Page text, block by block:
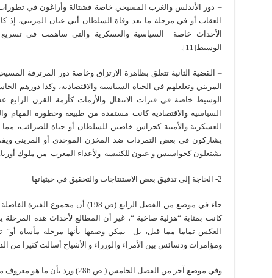
– دور الأندلس والغرب المسيحي خاصة قشتالة وأراغون في
العقاب أو في مرحلة ما بعد وفاة السلطان أبي عنان المريني، إذ
الأحداث خاصة السياسية والعسكرية والتي ساهمت في تسريع
الوسيط[11].
– القضية الثانية تتعلق بظاهرة الارتزاق وخاصة دور المرتزقة
المريني وتغلغلهم في الحياة السياسية والاقتصادية، وكذا دورهم
السياسية والاقتصادية كانت مستمدة من طبيعة وخطورة المهام
العسكرية والأمنية كحراس خاصين للسلطان أو جباة للضرائب،
يشاركون في بعض التمردات ضد المخزن الموحدي أو المريني
يشتغلون كجواسيس و عيون للكنيسة ولأعداء المغرب من ملوك أوربا.
2- الحاجة إلى تدقيق بعض الاستنتاجات والتحقيق في حيثياتها
جاء في موضع من الفصل الرابع (ص.198) أن
كانت بمثابة “هزلية صاخبة “، غير أن المطالع لأحداث هذه المرحلة
العكس تماما مما قيل، بل يمكن وصفها بأنها مرحلة مأساة
ومؤامرات ودسائس بين الأمراء والوزراء و الأشياخ أسالت كثيرا من
وفي موضع آخر من الفصل الخامس (